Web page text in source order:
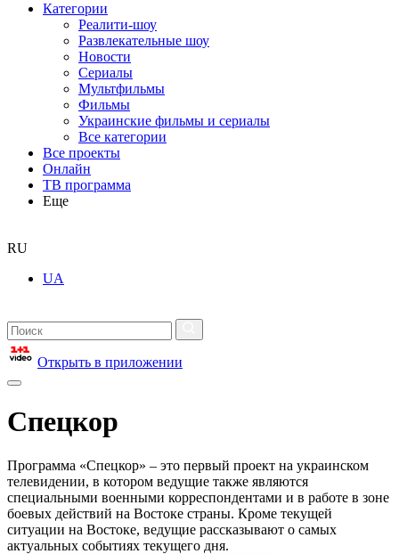
Категории
Реалити-шоу
Развлекательные шоу
Новости
Сериалы
Мультфильмы
Фильмы
Украинские фильмы и сериалы
Все категории
Все проекты
Онлайн
ТВ программа
Еще
RU
UA
Открыть в приложении
Спецкор
Программа «Спецкор» – это первый проект на украинском
телевидении, в котором ведущие также являются
специальными военными корреспондентами и в работе в зоне
боевых действий на Востоке страны. Кроме текущей
ситуации на Востоке, ведущие рассказывают о самых
актуальных событиях текущего дня.